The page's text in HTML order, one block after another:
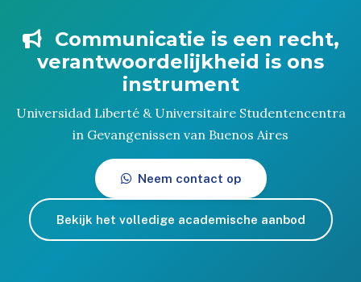
Communicatie is een recht,
verantwoordelijkheid is ons
instrument
Universidad Liberté & Universitaire Studentencentra
in Gevangenissen van Buenos Aires
Neem contact op
Bekijk het volledige academische aanbod